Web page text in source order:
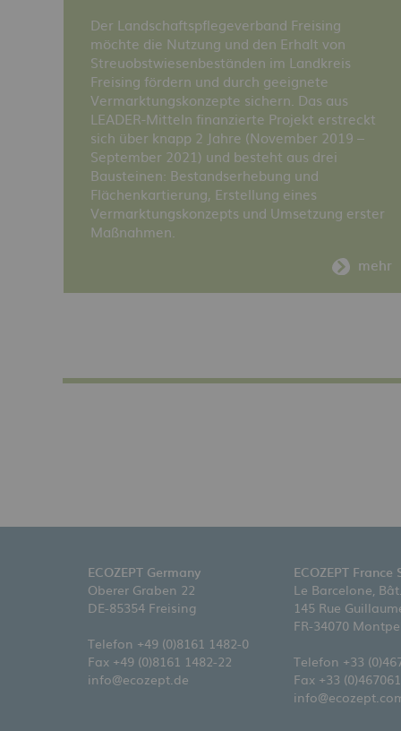
Der Landschaftspflegeverband Freising
möchte die Nutzung und den Erhalt von
Streuobstwiesenbeständen im Landkreis
Freising fördern und durch geeignete
Vermarktungskonzepte sichern. Das aus
LEADER-Mitteln finanzierte Projekt erstreckt
sich über knapp 2 Jahre (November 2019 –
September 2021) und besteht aus drei
Bausteinen: Bestandserhebung und
Flächenkartierung, Erstellung eines
Vermarktungskonzepts und Umsetzung erster
Maßnahmen.
mehr
ECOZEPT Germany
Oberer Graben 22
DE-85354 Freising
Telefon +49 (0)8161 1482-0
Fax +49 (0)8161 1482-22
info@ecozept.de
ECOZEPT France
Le Barcelone,
145 Rue
FR-34070
Telefon +33
Fax +33